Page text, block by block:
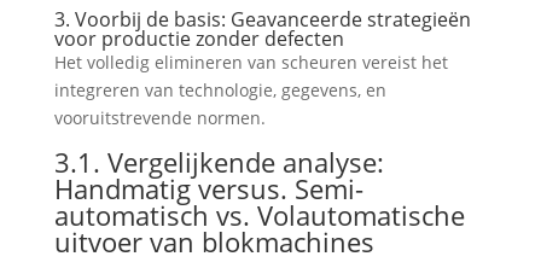
3. Voorbij de basis: Geavanceerde strategieën
voor productie zonder defecten
Het volledig elimineren van scheuren vereist het
integreren van technologie, gegevens, en
vooruitstrevende normen.
3.1. Vergelijkende analyse:
Handmatig versus. Semi-
automatisch vs. Volautomatische
uitvoer van blokmachines